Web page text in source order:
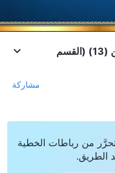
كلمة الله – مسؤوليات القادة والعاملين (13) (القسم
مشاركة
من رباطات الخطية
الطريق.